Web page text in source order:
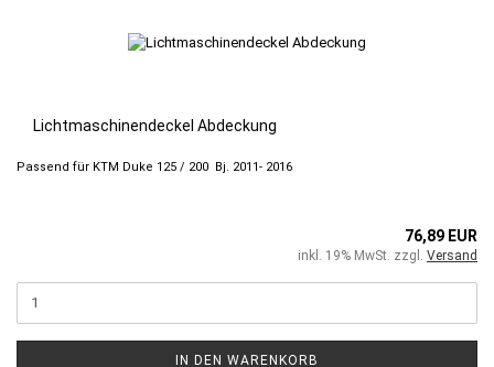
Lichtmaschinendeckel Abdeckung
Passend für KTM Duke 125 / 200 Bj. 2011- 2016
76,89 EUR
inkl. 19% MwSt. zzgl. Versand
IN DEN WARENKORB